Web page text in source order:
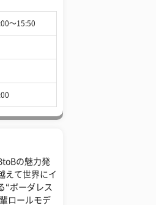
〜15:50
の魅力発
えて世界にイ
“ボーダレス
ロールモデ